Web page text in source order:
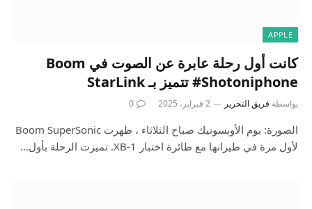
APPLE
كانت أول رحلة عابرة عن الصوت في Boom
#Shotoniphone تتميز بـ StarLink
بواسطة فريق التحرير 2 فبراير، 2025 0
الصورة: بوم الأوبسونيك صباح الثلاثاء ، ظهرت Boom SuperSonic
لأول مرة في طيرانها مع طائرة اختبار XB-1. تميزت الرحلة بأول…